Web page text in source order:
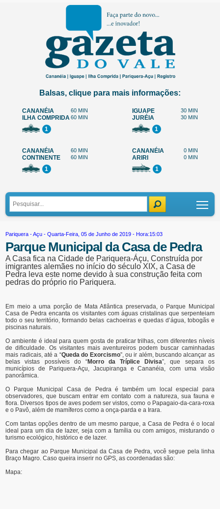
Balsas, clique para mais informações:
CANANÉIA 60 MIN
ILHA COMPRIDA60 MIN
1
IGUAPE 30 MIN
JURÉIA 30 MIN
1
CANANÉIA 60 MIN
CONTINENTE 60 MIN
1
CANANÉIA 0 MIN
ARIRI 0 MIN
1
Pariquera - Açu - Quarta-Feira, 05 de Junho de 2019 - Hora:15:03
Parque Municipal da Casa de Pedra
A Casa fica na Cidade de Pariquera-Áçu, Construída por
imigrantes alemães no início do século XIX, a Casa de
Pedra leva este nome devido à sua construção feita com
pedras do próprio rio Pariquera.
Em meio a uma porção de Mata Atlântica preservada, o Parque Municipal
Casa de Pedra encanta os visitantes com águas cristalinas que serpenteiam
todo o seu território, formando belas cachoeiras e quedas d’água, tobogãs e
piscinas naturais.
O ambiente é ideal para quem gosta de praticar trilhas, com diferentes níveis
de dificuldade. Os visitantes mais aventureiros podem buscar caminhadas
mais radicais, até a “Queda do Exorcismo”, ou ir além, buscando alcançar as
belas vistas possíveis do “Morro da Tríplice Divisa”, que separa os
municípios de Pariquera-Açu, Jacupiranga e Cananéia, com uma visão
panorâmica.
O Parque Municipal Casa de Pedra é também um local especial para
observadores, que buscam entrar em contato com a natureza, sua fauna e
flora. Diversos tipos de aves podem ser vistos, como o Papagaio-da-cara-roxa
e o Pavô, além de mamíferos como a onça-parda e a Irara.
Com tantas opções dentro de um mesmo parque, a Casa de Pedra é o local
ideal para um dia de lazer, seja com a família ou com amigos, misturando o
turismo ecológico, histórico e de lazer.
Para chegar ao Parque Municipal da Casa de Pedra, você segue pela linha
Braço Magro. Caso queira inserir no GPS, as coordenadas são:
Mapa: